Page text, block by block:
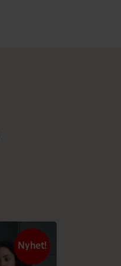
Nyhet!